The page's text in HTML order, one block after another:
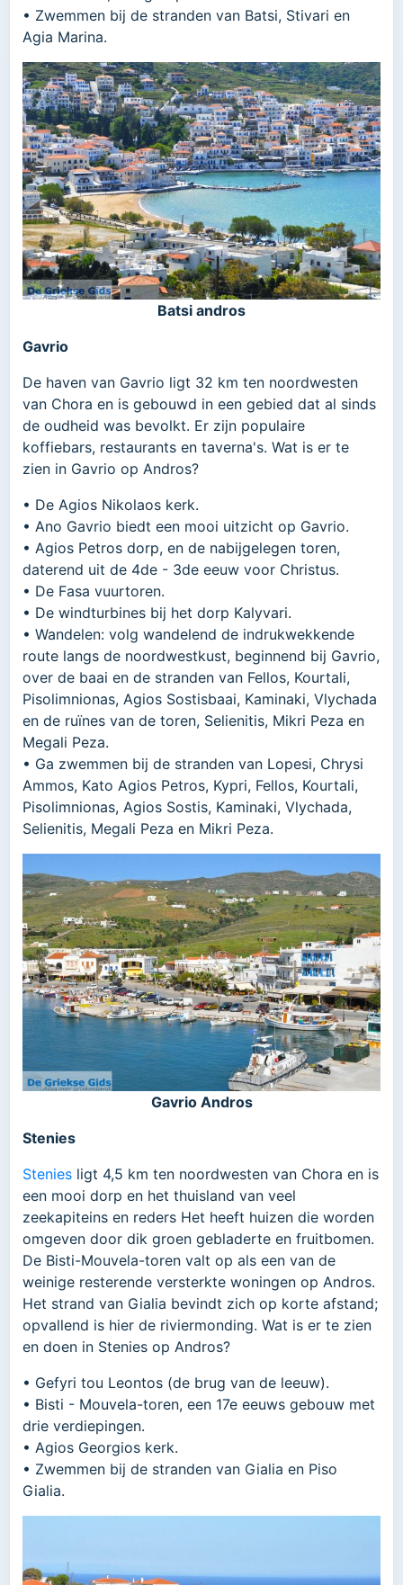
• Zwemmen bij de stranden van Batsi, Stivari en
Agia Marina.
Batsi andros
Gavrio
De haven van Gavrio ligt 32 km ten noordwesten
van Chora en is gebouwd in een gebied dat al sinds
de oudheid was bevolkt. Er zijn populaire
koffiebars, restaurants en taverna's. Wat is er te
zien in Gavrio op Andros?
• De Agios Nikolaos kerk.
• Ano Gavrio biedt een mooi uitzicht op Gavrio.
• Agios Petros dorp, en de nabijgelegen toren,
daterend uit de 4de - 3de eeuw voor Christus.
• De Fasa vuurtoren.
• De windturbines bij het dorp Kalyvari.
• Wandelen: volg wandelend de indrukwekkende
route langs de noordwestkust, beginnend bij Gavrio,
over de baai en de stranden van Fellos, Kourtali,
Pisolimnionas, Agios Sostisbaai, Kaminaki, Vlychada
en de ruïnes van de toren, Selienitis, Mikri Peza en
Megali Peza.
• Ga zwemmen bij de stranden van Lopesi, Chrysi
Ammos, Kato Agios Petros, Kypri, Fellos, Kourtali,
Pisolimnionas, Agios Sostis, Kaminaki, Vlychada,
Selienitis, Megali Peza en Mikri Peza.
Gavrio Andros
Stenies
Stenies ligt 4,5 km ten noordwesten van Chora en is
een mooi dorp en het thuisland van veel
zeekapiteins en reders Het heeft huizen die worden
omgeven door dik groen gebladerte en fruitbomen.
De Bisti-Mouvela-toren valt op als een van de
weinige resterende versterkte woningen op Andros.
Het strand van Gialia bevindt zich op korte afstand;
opvallend is hier de riviermonding. Wat is er te zien
en doen in Stenies op Andros?
• Gefyri tou Leontos (de brug van de leeuw).
• Bisti - Mouvela-toren, een 17e eeuws gebouw met
drie verdiepingen.
• Agios Georgios kerk.
• Zwemmen bij de stranden van Gialia en Piso
Gialia.